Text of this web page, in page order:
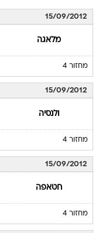
15/09/2012
מלאגה
מחזור 4
15/09/2012
ולנסיה
מחזור 4
15/09/2012
חטאפה
מחזור 4